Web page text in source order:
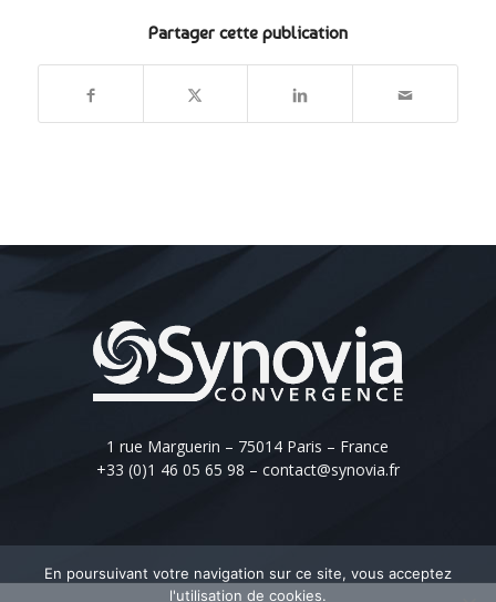
Partager cette publication
1 rue Marguerin – 75014 Paris – France
+33 (0)1 46 05 65 98 – contact@synovia.fr
En poursuivant votre navigation sur ce site, vous acceptez
l'utilisation de cookies.